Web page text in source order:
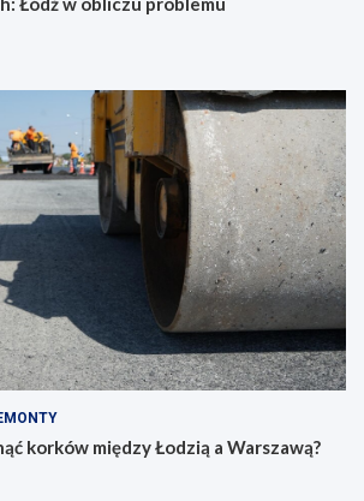
korków między Łodzią a Warszawą?